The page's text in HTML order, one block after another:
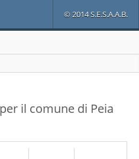
© 2014 S.E.S.A.A.B.
il comune di Peia